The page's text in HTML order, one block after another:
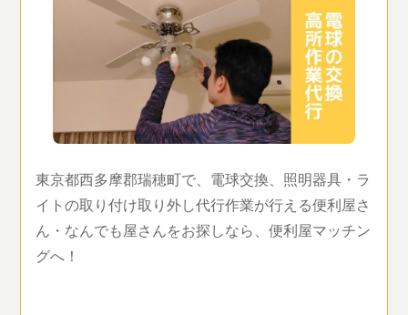
東京都西多摩郡瑞穂町で、電球交換、照明器具・ラ
イトの取り付け取り外し代行作業が行える便利屋さ
ん・なんでも屋さんをお探しなら、便利屋マッチン
グへ！